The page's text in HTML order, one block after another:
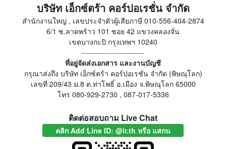
บริษัท เอ็กซ์ตร้า คอร์ปอเรชั่น จำกัด
สำนักงานใหญ่ , เลขประจำตัวผู้เสียภาษี 010-556-404-2874
6/1 ซ.ลาดพร้าว 101 ซอย 42 แขวงคลองจั่น
เขตบางกะปิ กรุงเทพฯ 10240
-------------------------
ที่อยู่จัดส่งเอกสาร และงานบัญชี
กรุณาส่งถึง บริษัท เอ็กซ์ตร้า คอร์ปอเรชั่น จำกัด (พิษณุโลก)
เลขที่ 209/43 ม.8 ต.ท่าโพธิ์ อ.เมือง จ.พิษณุโลก 65000
โทร 080-929-2730 , 087-017-5336
ติดต่อสอบถาม Live Chat
คลิก Add Line ID: @ir.th หรือ แสกน